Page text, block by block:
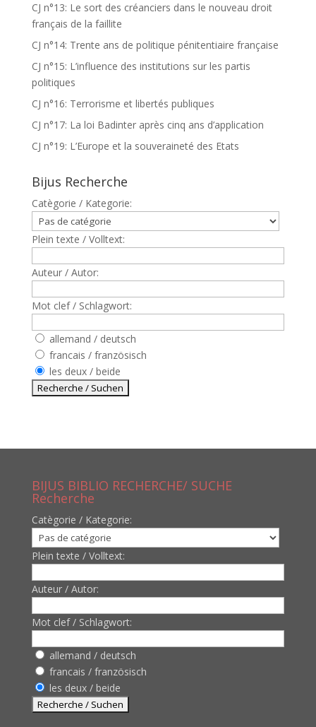
CJ n°13: Le sort des créanciers dans le nouveau droit
français de la faillite
CJ n°14: Trente ans de politique pénitentiaire française
CJ n°15: L’influence des institutions sur les partis
politiques
CJ n°16: Terrorisme et libertés publiques
CJ n°17: La loi Badinter après cinq ans d’application
CJ n°19: L’Europe et la souveraineté des Etats
Bijus Recherche
Catègorie / Kategorie:
Plein texte / Volltext:
Auteur / Autor:
Mot clef / Schlagwort:
allemand / deutsch
francais / französisch
les deux / beide
BIJUS BIBLIO RECHERCHE/ SUCHE
Recherche
Catègorie / Kategorie:
Plein texte / Volltext:
Auteur / Autor:
Mot clef / Schlagwort:
allemand / deutsch
francais / französisch
les deux / beide